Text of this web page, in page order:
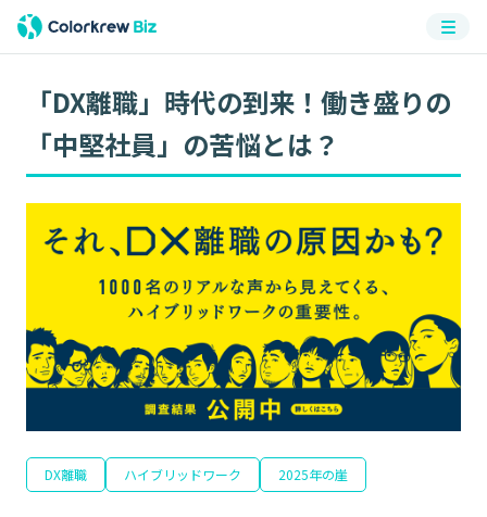
メニ
ュー
「DX離職」時代の到来！働き盛りの
「中堅社員」の苦悩とは？
DX離職 ハイブリッドワーク 2025年の崖